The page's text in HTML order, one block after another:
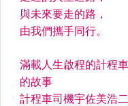
歐美卡通動畫【BD 藍光】
其他國家卡通動畫